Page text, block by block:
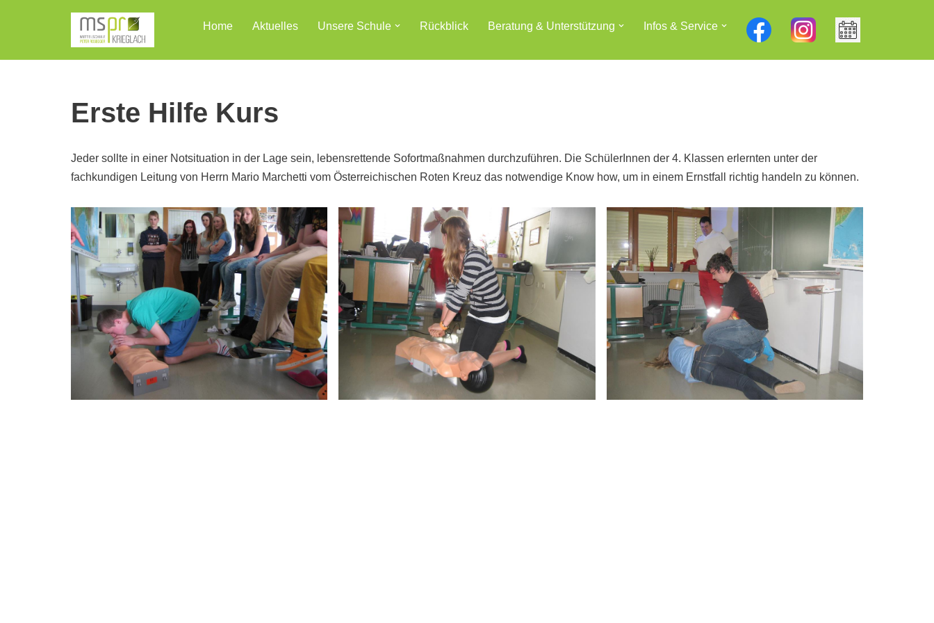
Inhalt
Home Aktuelles Unsere Schule Rückblick Beratung & Unterstützung Infos & Service
Erste Hilfe Kurs
Jeder sollte in einer Notsituation in der Lage sein, lebensrettende Sofortmaßnahmen durchzuführen. Die SchülerInnen der 4. Klassen erlernten unter der
fachkundigen Leitung von Herrn Mario Marchetti vom Österreichischen Roten Kreuz das notwendige Know how, um in einem Ernstfall richtig handeln zu können.